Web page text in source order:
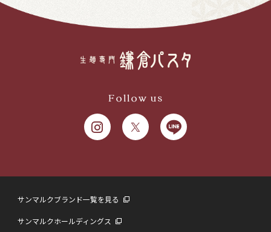
Follow us
サンマルクブランド一覧を見る
サンマルクホールディングス